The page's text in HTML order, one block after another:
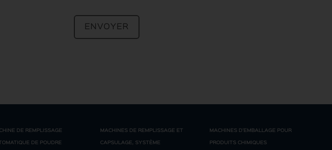
DE REMPLISSAGE
DE POUDRE
MACHINES DE REMPLISSAGE ET
CAPSULAGE, SYSTÈME
MACHINES D'EMBALLAGE POUR
PRODUITS CHIMIQUES